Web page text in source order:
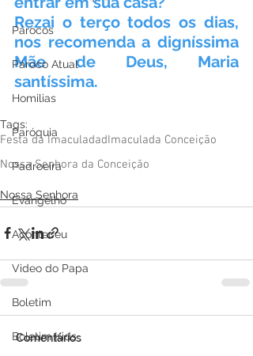
Párocos
Pároco Atual
Homilias
Paróquia
Padroeira
Evangelho
Aconteceu
Video do Papa
Boletim
Boletim Kids
Rezai o terço todos os dias,
nos recomenda a digníssima
Mãe de Deus, Maria
santíssima.
Tags:
Festa da ImaculadadImaculada Conceição
Nossa Senhora da Conceição
Nossa Senhora
Comentários